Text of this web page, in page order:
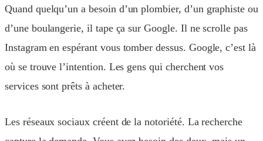
Quand quelqu’un a besoin d’un plombier, d’un graphiste ou
d’une boulangerie, il tape ça sur Google. Il ne scrolle pas
Instagram en espérant vous tomber dessus. Google, c’est là
où se trouve l’intention. Les gens qui cherchent vos
services sont prêts à acheter.
Les réseaux sociaux créent de la notoriété. La recherche